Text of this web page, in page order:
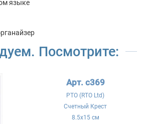
языке
Посмотрите:
Арт. c369
РТО (RTO Ltd)
Счетный Крест
8.5x15 см